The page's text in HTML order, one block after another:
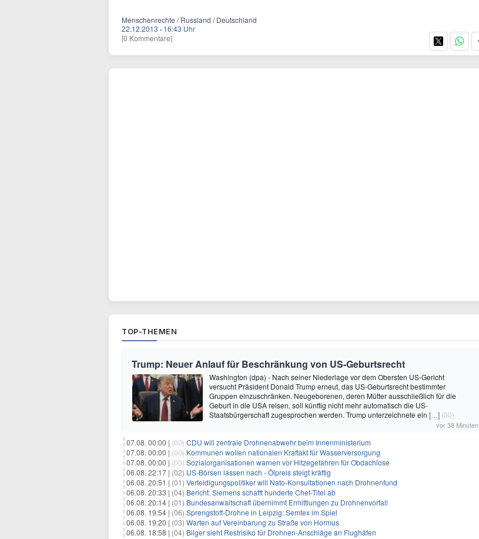
Menschenrechte / Russland / Deutschland
22.12.2013 · 16:43 Uhr
[0 Kommentare]
TOP-THEMEN
Trump: Neuer Anlauf für Beschränkung von US-Geburtsrecht
Washington (dpa) - Nach seiner Niederlage vor dem Obersten US-Gericht
versucht Präsident Donald Trump erneut, das US-Geburtsrecht bestimmter
Gruppen einzuschränken. Neugeborenen, deren Mütter ausschließlich für die
Geburt in die USA reisen, soll künftig nicht mehr automatisch die US-
Staatsbürgerschaft zugesprochen werden. Trump unterzeichnete ein […] (00)
vor 38 Minuten
07.08. 00:00 | (00) CDU will zentrale Drohnenabwehr beim Innenministerium
07.08. 00:00 | (00) Kommunen wollen nationalen Kraftakt für Wasserversorgung
07.08. 00:00 | (00) Sozialorganisationen warnen vor Hitzegefahren für Obdachlose
06.08. 22:17 | (02) US-Börsen lassen nach - Ölpreis steigt kräftig
06.08. 20:51 | (01) Verteidigungspolitiker will Nato-Konsultationen nach Drohnenfund
06.08. 20:33 | (04) Bericht: Siemens schafft hunderte Chef-Titel ab
06.08. 20:14 | (01) Bundesanwaltschaft übernimmt Ermittlungen zu Drohnenvorfall
06.08. 19:54 | (06) Sprengstoff-Drohne in Leipzig: Semtex im Spiel
06.08. 19:20 | (03) Warten auf Vereinbarung zu Straße von Hormus
06.08. 18:58 | (04) Bilger sieht Restrisiko für Drohnen-Anschläge an Flughäfen